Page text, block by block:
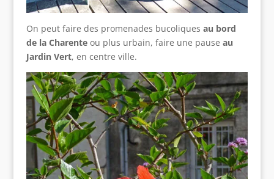
On peut faire des promenades bucoliques au bord
de la Charenteou plus urbain, faire une pause au
Jardin Vert, en centre ville.